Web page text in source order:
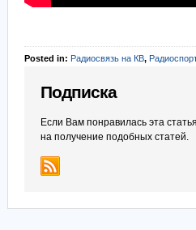
Posted in: Радиосвязь на КВ,
Подписка
Если Вам понравилась эта
на получение подобных статей.